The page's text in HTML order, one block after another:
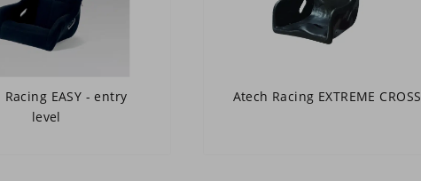
Racing EASY - entry
level
Atech Racing EXTREME CROSS